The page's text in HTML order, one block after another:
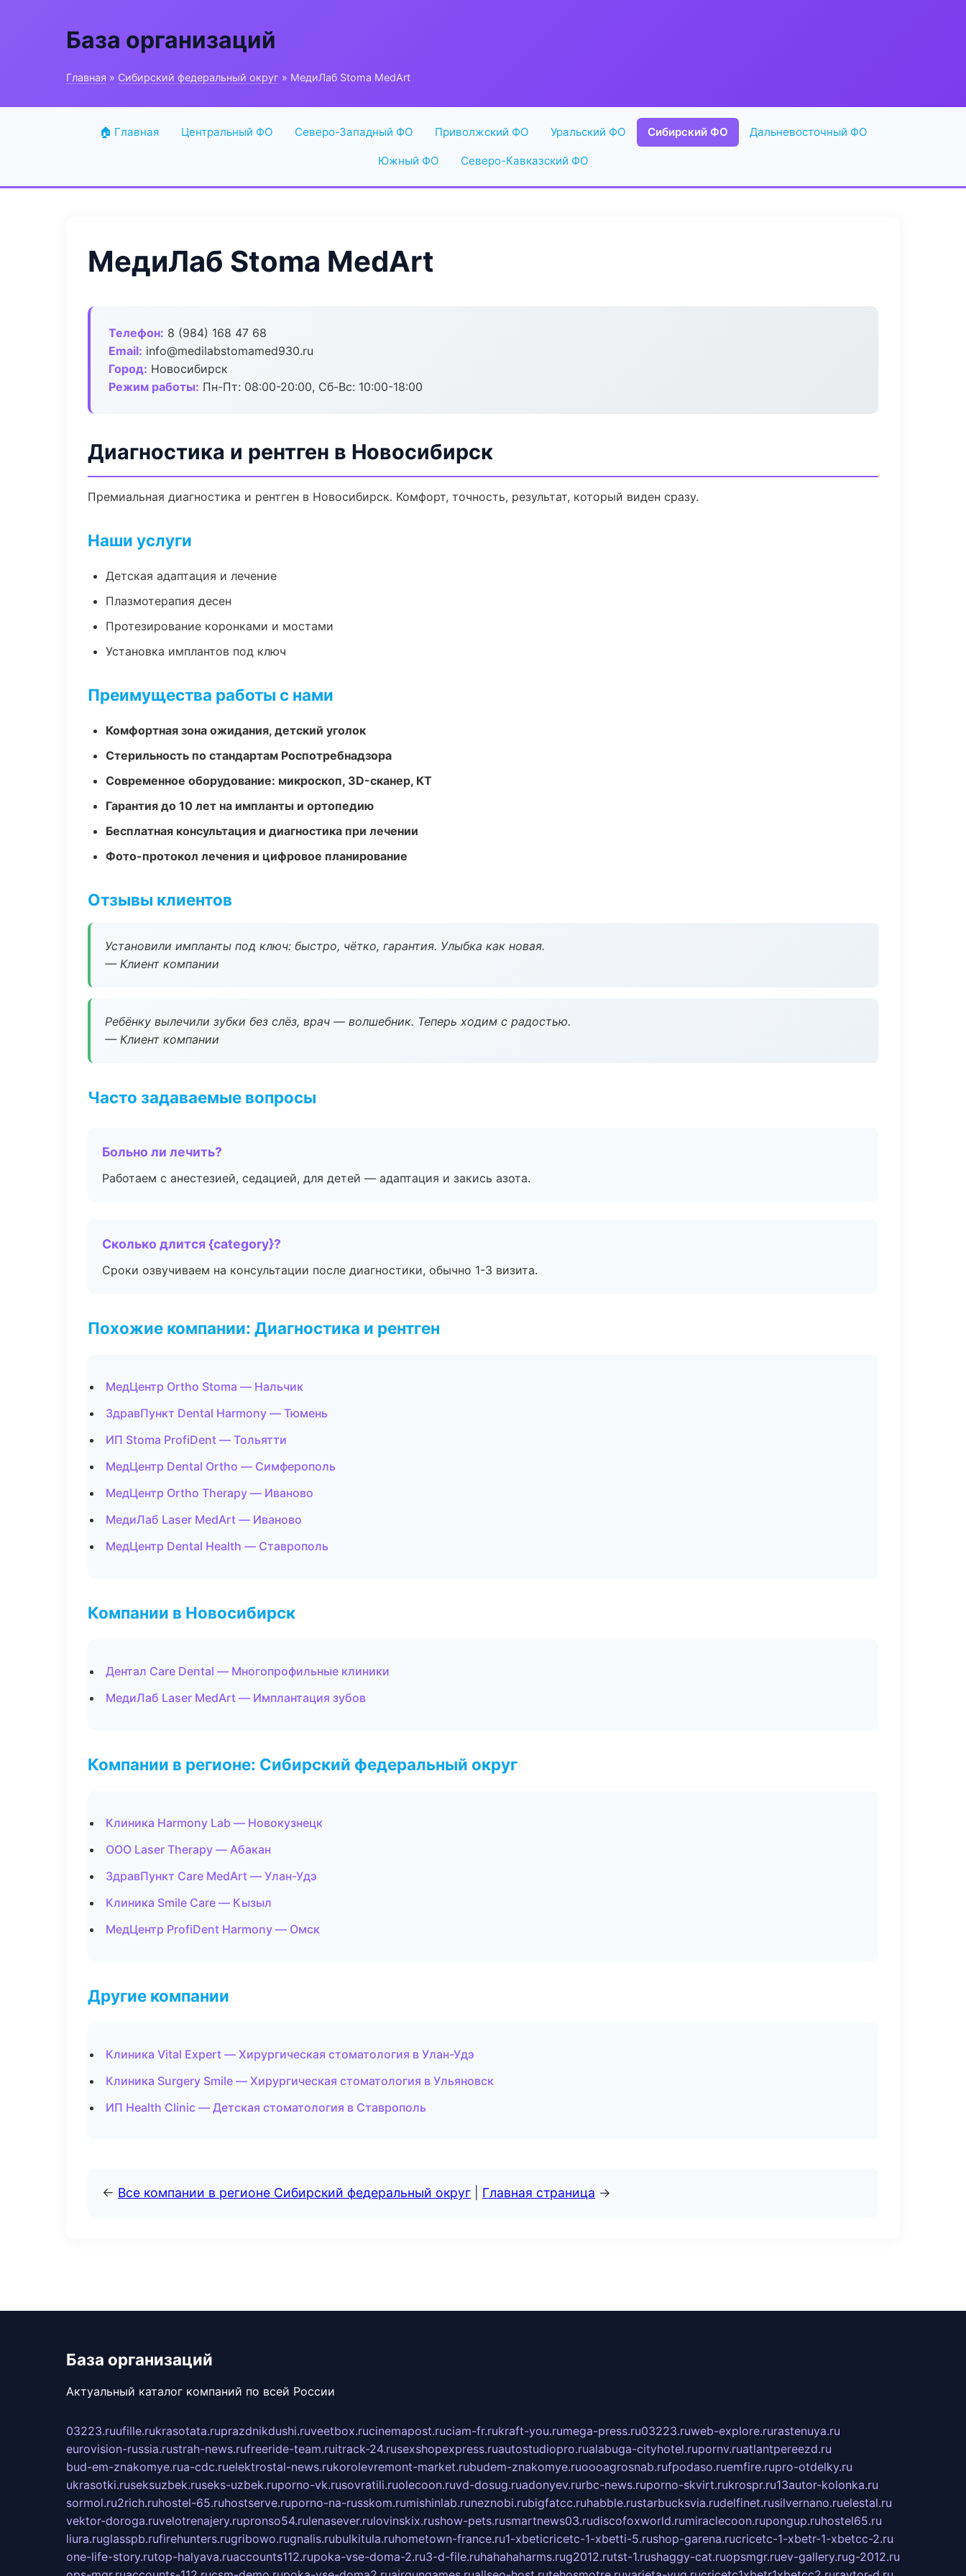
База организаций
Главная » Сибирский федеральный округ » МедиЛаб Stoma MedArt
🏠 Главная Центральный ФО Северо-Западный ФО Приволжский ФО Уральский ФО Сибирский ФО Дальневосточный ФО
Южный ФО Северо-Кавказский ФО
МедиЛаб Stoma MedArt
Телефон: 8 (984) 168 47 68
Email: info@medilabstomamed930.ru
Город: Новосибирск
Режим работы: Пн-Пт: 08:00-20:00, Сб-Вс: 10:00-18:00
Диагностика и рентген в Новосибирск
Премиальная диагностика и рентген в Новосибирск. Комфорт, точность, результат, который виден сразу.
Наши услуги
Детская адаптация и лечение
Плазмотерапия десен
Протезирование коронками и мостами
Установка имплантов под ключ
Преимущества работы с нами
Комфортная зона ожидания, детский уголок
Стерильность по стандартам Роспотребнадзора
Современное оборудование: микроскоп, 3D-сканер, КТ
Гарантия до 10 лет на импланты и ортопедию
Бесплатная консультация и диагностика при лечении
Фото-протокол лечения и цифровое планирование
Отзывы клиентов
Установили импланты под ключ: быстро, чётко, гарантия. Улыбка как новая.
— Клиент компании
Ребёнку вылечили зубки без слёз, врач — волшебник. Теперь ходим с радостью.
— Клиент компании
Часто задаваемые вопросы
Больно ли лечить?
Работаем с анестезией, седацией, для детей — адаптация и закись азота.
Сколько длится {category}?
Сроки озвучиваем на консультации после диагностики, обычно 1-3 визита.
Похожие компании: Диагностика и рентген
МедЦентр Ortho Stoma — Нальчик
ЗдравПункт Dental Harmony — Тюмень
ИП Stoma ProfiDent — Тольятти
МедЦентр Dental Ortho — Симферополь
МедЦентр Ortho Therapy — Иваново
МедиЛаб Laser MedArt — Иваново
МедЦентр Dental Health — Ставрополь
Компании в Новосибирск
Дентал Care Dental — Многопрофильные клиники
МедиЛаб Laser MedArt — Имплантация зубов
Компании в регионе: Сибирский федеральный округ
Клиника Harmony Lab — Новокузнецк
ООО Laser Therapy — Абакан
ЗдравПункт Care MedArt — Улан-Удэ
Клиника Smile Care — Кызыл
МедЦентр ProfiDent Harmony — Омск
Другие компании
Клиника Vital Expert — Хирургическая стоматология в Улан-Удэ
Клиника Surgery Smile — Хирургическая стоматология в Ульяновск
ИП Health Clinic — Детская стоматология в Ставрополь
← Все компании в регионе Сибирский федеральный округ Главная страница →
База организаций
Актуальный каталог компаний по всей России
03223.ruufille.rukrasotata.ruprazdnikdushi.ruveetbox.rucinemapost.ruciam-fr.rukraft-you.rumega-press.ru03223.ruweb-explore.rurastenuya.ru
eurovision-russia.rustrah-news.rufreeride-team.ruitrack-24.rusexshopexpress.ruautostudiopro.rualabuga-cityhotel.rupornv.ruatlantpereezd.ru
bud-em-znakomye.rua-cdc.ruelektrostal-news.rukorolevremont-market.rubudem-znakomye.ruoooagrosnab.rufpodaso.ruemfire.rupro-otdelky.ru
ukrasotki.ruseksuzbek.ruseks-uzbek.ruporno-vk.rusovratili.ruolecoon.ruvd-dosug.ruadonyev.rurbc-news.ruporno-skvirt.rukrospr.ru13autor-kolonka.ru
sormol.ru2rich.ruhostel-65.ruhostserve.ruporno-na-russkom.rumishinlab.runeznobi.rubigfatcc.ruhabble.rustarbucksvia.rudelfinet.rusilvernano.ruelestal.ru
vektor-doroga.ruvelotrenajery.rupronso54.rulenasever.rulovinskix.rushow-pets.rusmartnews03.rudiscofoxworld.rumiraclecoon.rupongup.ruhostel65.ru
liura.ruglasspb.rufirehunters.rugribowo.rugnalis.rubulkitula.ruhometown-france.ru1-xbeticricetc-1-xbetti-5.rushop-garena.rucricetc-1-xbetr-1-xbetcc-2.ru
one-life-story.rutop-halyava.ruaccounts112.rupoka-vse-doma-2.ru3-d-file.ruhahahaharms.rug2012.rutst-1.rushaggy-cat.ruopsmgr.ruev-gallery.rug-2012.ru